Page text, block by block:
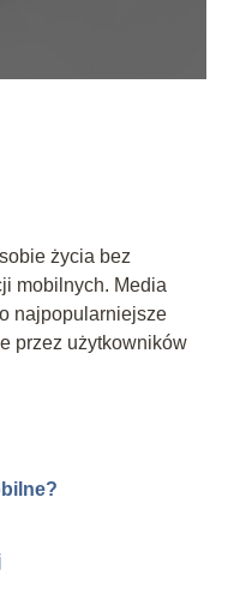
życia bez
mobilnych. Media
najpopularniejsze
przez użytkowników